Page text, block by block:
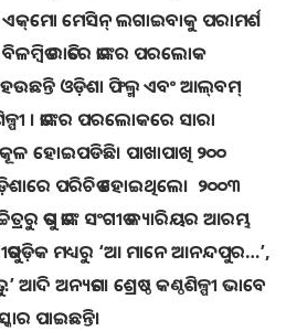
ମେସିନ୍‌ ଲଗାଇବାକୁ ପରାମର୍ଶ
ରାତିରେ ତାଙ୍କର ପରଲୋକ
ଓଡ଼ିଶା ଫିଲ୍ମ ଏବଂ ଆଲ୍‌ବମ୍‌
। ତାଙ୍କର ପରଲୋକରେ ସାରା
ହୋଇପଡିଛି। ପାଖାପାଖି ୨୦୦
ପରିଚିତ ହୋଇଥିଲେ। ୨୦୦୩
ତପୁ ତାଙ୍କ ସଂଗୀତ କ୍ୟାରିୟର ଆରମ୍ଭ
ମଧ୍ୟରୁ ‘ଆ ମାନେ ଆନନ୍ଦପୁର…’,
ଆଦି ଅନ୍ୟତମ। ଶ୍ରେଷ୍ଠ କଣ୍ଠଶିଳ୍ପୀ ଭାବେ
ପାଇଛନ୍ତି।